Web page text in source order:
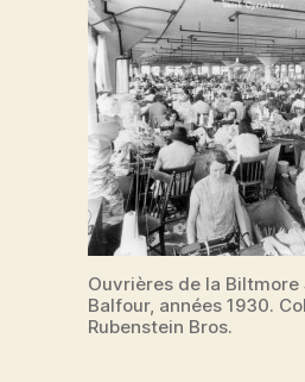
Ouvrières de la
Balfour, années 1930.
Rubenstein Bros.